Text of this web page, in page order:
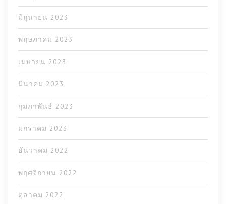
มิถุนายน 2023
พฤษภาคม 2023
เมษายน 2023
มีนาคม 2023
กุมภาพันธ์ 2023
มกราคม 2023
ธันวาคม 2022
พฤศจิกายน 2022
ตุลาคม 2022